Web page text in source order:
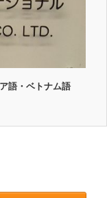
語・ベトナム語